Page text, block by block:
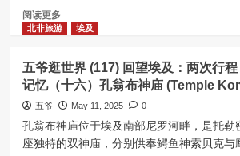
德
富
庙
（Edfu
Temple）
两
次
程，
跨
十
三
年
阅读更多Read
more
五
爷
逛
世
界
(118)
回
北非旅游 埃及
五爷逛世界 (117) 回望埃及：两次行
记忆（十六）孔翁布神庙 (Temple
五爷 May 11, 2025 0
孔翁布神庙位于埃及南部尼罗河畔，是托勒
座独特的双神庙，分别供奉鳄鱼神索贝克与